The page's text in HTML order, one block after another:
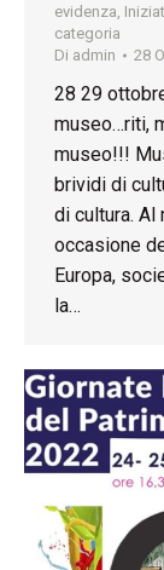
evidenza
categoria
Di admin 28
28 29
museo…riti,
museo!!!
brividi di
di cultura. Al
occasione
Europa,
la…